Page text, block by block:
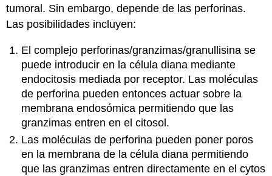
tumoral. Sin embargo, depende de las perforinas.
Las posibilidades incluyen:
El complejo perforinas/granzimas/granullisina se
puede introducir en la célula diana mediante
endocitosis mediada por receptor. Las moléculas
de perforina pueden entonces actuar sobre la
membrana endosómica permitiendo que las
granzimas entren en el citosol.
Las moléculas de perforina pueden poner poros
en la membrana de la célula diana permitiendo
que las granzimas entren directamente en el cytos